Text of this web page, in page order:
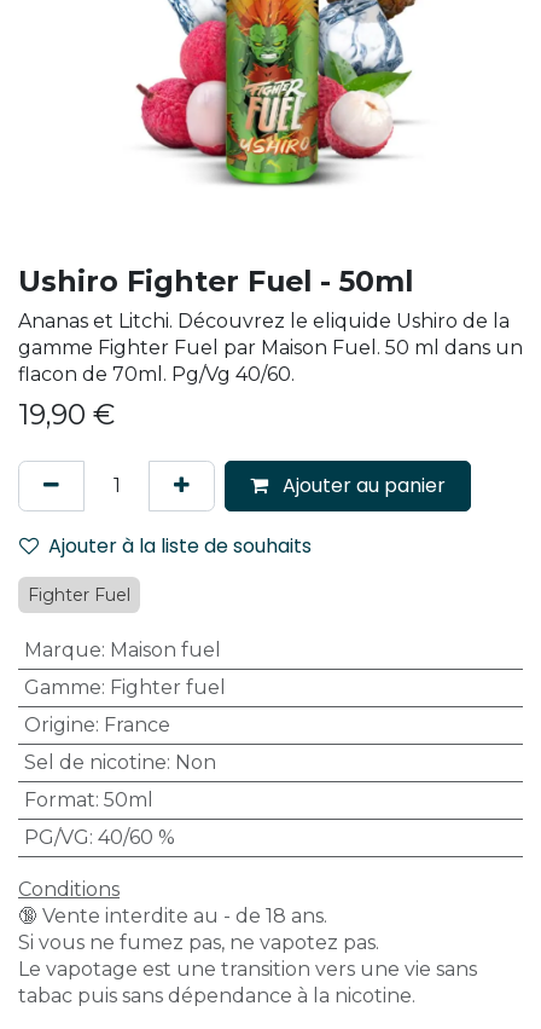
Ushiro Fighter Fuel - 50ml
Ananas et Litchi. Découvrez le eliquide Ushiro de la
gamme Fighter Fuel par Maison Fuel. 50 ml dans un
flacon de 70ml. Pg/Vg 40/60.
19,90 €
Ajouter au panier
Ajouter à la liste de souhaits
Fighter Fuel
Marque: Maison fuel
Gamme: Fighter fuel
Origine: France
Sel de nicotine: Non
Format: 50ml
PG/VG: 40/60 %
Conditions
🔞 Vente interdite au - de 18 ans.
Si vous ne fumez pas, ne vapotez pas.
Le vapotage est une transition vers une vie sans
tabac puis sans dépendance à la nicotine.